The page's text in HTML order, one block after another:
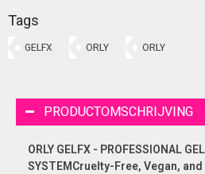
Tags
GELFX ORLY ORLY
PRODUCTOMSCHRIJVING
ORLY GELFX - PROFESSIONAL
SYSTEMCruelty-Free, Vegan,